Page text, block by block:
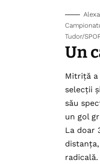
Tudor/
Un
Mitriță a
selecții
său
un gol
La doar
radicală.